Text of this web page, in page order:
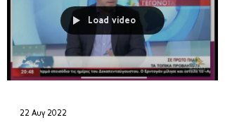
Γεγονότα του Star
Κεντρικής Ελλάδας